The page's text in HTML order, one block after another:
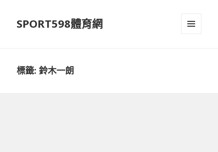
SPORT598體育網
標籤:鈴木一朗